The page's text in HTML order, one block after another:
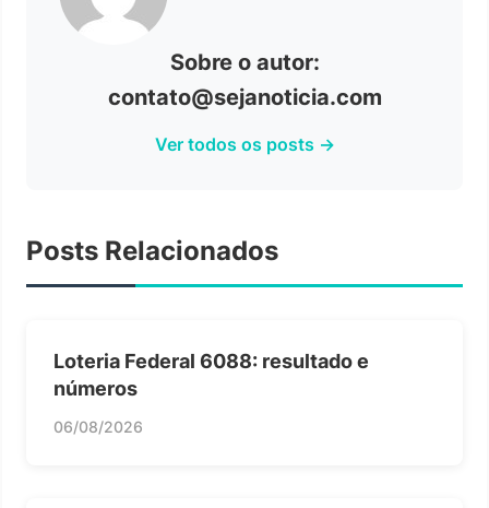
Sobre o autor:
contato@sejanoticia.com
Ver todos os posts →
Posts Relacionados
Loteria Federal 6088: resultado e
números
06/08/2026